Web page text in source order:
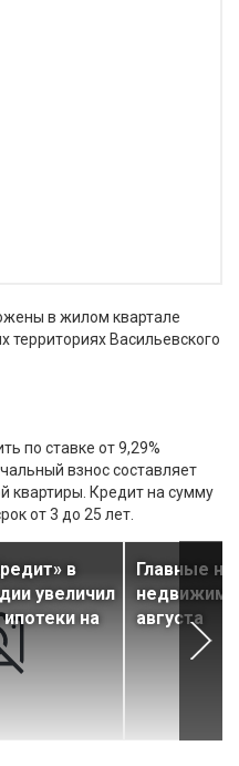
в жилом квартале
территориях Васильевского
по ставке от 9,29%
взнос составляет
квартиры. Кредит на сумму
от 3 до 25 лет.
в
увеличил
на
Главные
августа